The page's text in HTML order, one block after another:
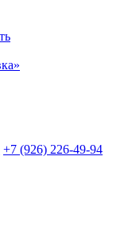
+7 (926) 226-49-94